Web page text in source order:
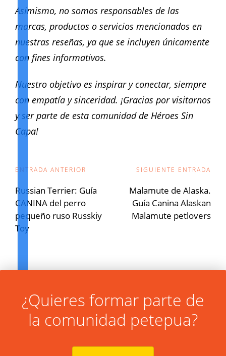
Asimismo, no somos responsables de las
marcas, productos o servicios mencionados en
nuestras reseñas, ya que se incluyen únicamente
con fines informativos.
Nuestro objetivo es inspirar y conectar, siempre
con empatía y sinceridad. ¡Gracias por visitarnos
y ser parte de esta comunidad de Héroes Sin
Capa!
Navegación
de
entradas
ENTRADA ANTERIOR
Russian Terrier: Guía
CANINA del perro
pequeño ruso Russkiy
Toy
SIGUIENTE ENTRADA
Malamute de Alaska.
Guía Canina Alaskan
Malamute petlovers
¿Quieres formar parte de
la comunidad petepua?